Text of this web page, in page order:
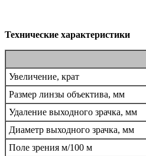
Технические характеристики
Увеличение, крат
Размер линзы объектива, мм
Удаление выходного зрачка, мм
Диаметр выходного зрачка, мм
Поле зрения м/100 м